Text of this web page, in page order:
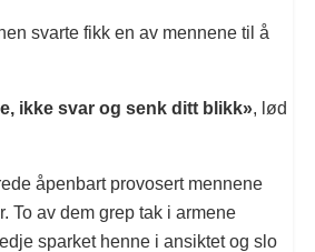
svarte fikk en av mennene til å
ikke svar og senk ditt blikk», lød
åpenbart provosert mennene
To av dem grep tak i armene
sparket henne i ansiktet og slo